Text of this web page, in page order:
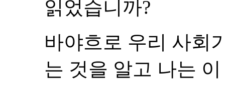
읽었습니까?
바야흐로 우리 사회
는 것을 알고 나는